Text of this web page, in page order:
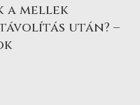
a mellek
után? –